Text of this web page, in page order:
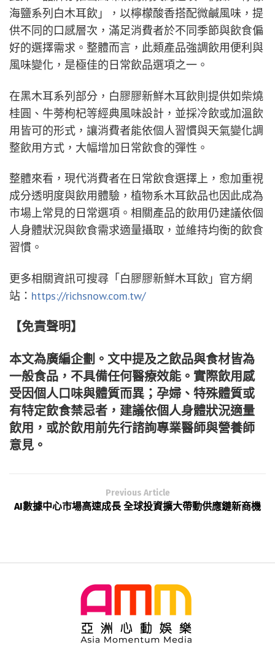
海鹽系列白木耳飲」，以檸檬酸香搭配微鹹風味，提
供不同的口感層次，滿足消費者於不同季節與飲食偏
好的選擇需求。整體而言，此類產品強調飲用便利與
風味變化，是極佳的日常飲品選項之一。
在黑木耳系列部分，白膠膠新鮮木耳飲則提供如柴燒
桂圓、牛蒡枸杞等經典風味設計，並採冷飲或加溫飲
用皆可的形式，讓消費者能依個人習慣與天氣變化調
整飲用方式，大幅增加日常飲食的彈性。
整體來看，現代消費者在日常飲食選擇上，愈加重視
成分透明度與飲用體驗，植物系木耳飲品也因此成為
市場上常見的日常選項。相關產品的飲用仍建議依個
人身體狀況與飲食需求適量攝取，並維持均衡的飲食
習慣。
更多相關資訊可搜尋「白膠膠新鮮木耳飲」官方網
站： https://richsnow.com.tw/
【免責聲明】
本文為廣編企劃。文中提及之飲品與食材皆為
一般食品，不具備任何醫療效能。實際飲用感
受因個人口味與體質而異；孕婦、特殊體質或
有特定飲食禁忌者，建議依個人身體狀況適量
飲用，或於飲用前先行諮詢專業醫師與營養師
意見。
Previous Article
AI數據中心市場高速成長 全球投資擴大帶動供應鏈新商機